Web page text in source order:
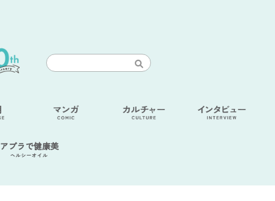
アブラで健康美
ヘルシーオイル